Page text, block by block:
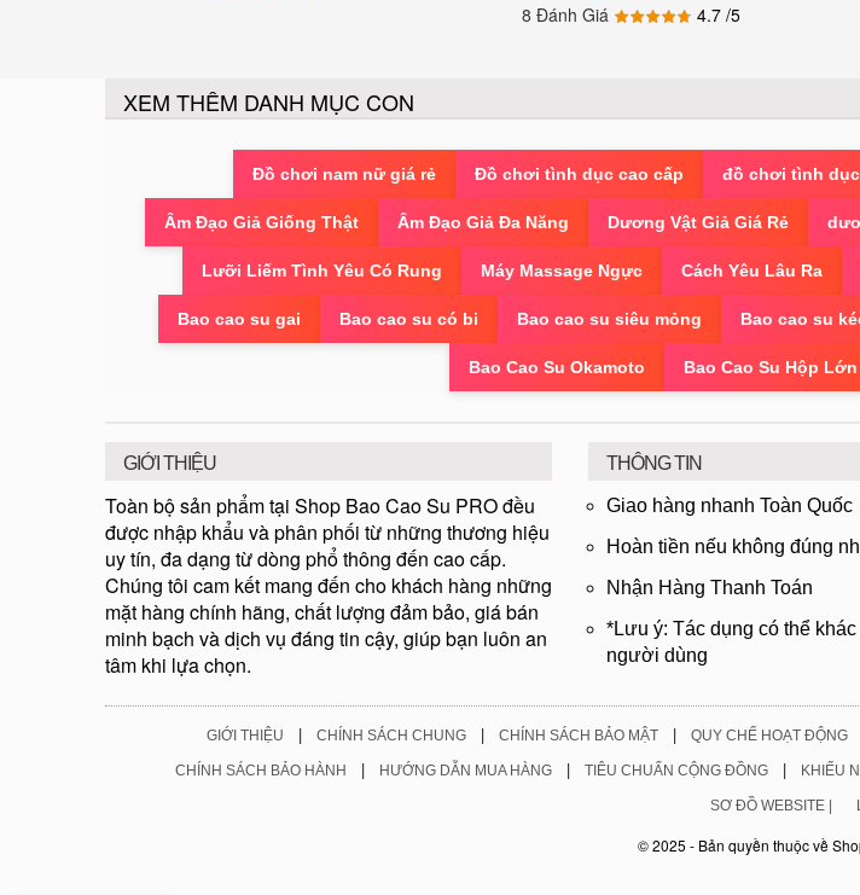
8 Đánh Giá 4.7 /5
XEM THÊM DANH MỤC CON
Đồ chơi nam nữ giá rẻ Đồ chơi tình dục cao cấp đồ chơi tình
Âm Đạo Giả Giống Thật Âm Đạo Giả Đa Năng Dương Vật Giả Giá Rẻ
Lưỡi Liếm Tình Yêu Có Rung Máy Massage Ngực Cách Yêu Lâu Ra
Bao cao su gai Bao cao su có bi Bao cao su siêu mỏng Bao cao su
Bao Cao Su Okamoto Bao Cao Su Hộp Lớn
GIỚI THIỆU
Toàn bộ sản phẩm tại Shop Bao Cao Su PRO đều
được nhập khẩu và phân phối từ những thương hiệu
uy tín, đa dạng từ dòng phổ thông đến cao cấp.
Chúng tôi cam kết mang đến cho khách hàng những
mặt hàng chính hãng, chất lượng đảm bảo, giá bán
minh bạch và dịch vụ đáng tin cậy, giúp bạn luôn an
tâm khi lựa chọn.
THÔNG TIN
Giao hàng nhanh Toàn Quốc
Hoàn tiền nếu không đúng
Nhận Hàng Thanh Toán
*Lưu ý: Tác dụng có thể
người dùng
GIỚI THIỆU | CHÍNH SÁCH CHUNG | CHÍNH SÁCH BẢO MẬT | QUY CHẾ HOẠT ĐỘNG
CHÍNH SÁCH BẢO HÀNH | HƯỚNG DẪN MUA HÀNG | TIÊU CHUẨN CỘNG ĐỒNG | KHIẾU
SƠ ĐỒ WEBSITE |
© 2025 - Bản quyền thuộc về